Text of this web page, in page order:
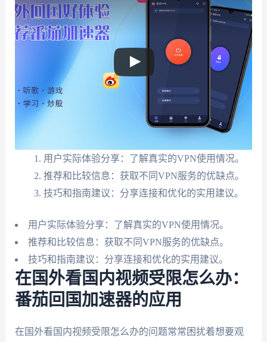
用户实际体验分享：了解真实的VPN使用情况。
推荐和比较信息：获取不同VPN服务的优缺点。
技巧和指南建议：分享连接和优化的实用建议。
用户实际体验分享：了解真实的VPN使用情况。
推荐和比较信息：获取不同VPN服务的优缺点。
技巧和指南建议：分享连接和优化的实用建议。
在国外看国内视频受限怎么办：
番茄回国加速器的应用
在国外看国内视频受限怎么办的问题常常困扰着想要观